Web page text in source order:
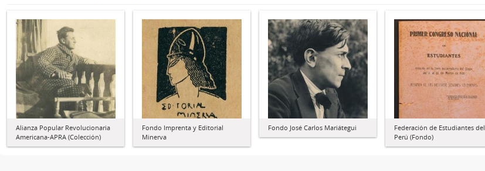
Alianza Popular Revolucionaria
Americana-APRA (Colección)
Fondo Imprenta y Editorial
Minerva
Fondo José Carlos Mariátegui
Federación de Estudiantes del
Perú (Fondo)